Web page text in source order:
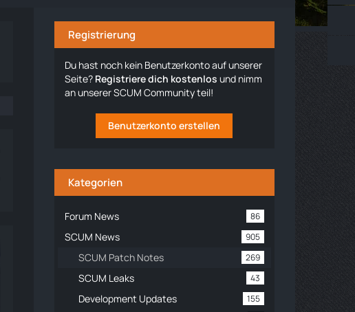
Registrierung
Du hast noch kein Benutzerkonto auf unserer
Seite? Registriere dich kostenlos und nimm
an unserer SCUM Community teil!
Benutzerkonto erstellen
Kategorien
Forum News 86
SCUM News 905
SCUM Patch Notes 269
SCUM Leaks 43
Development Updates 155